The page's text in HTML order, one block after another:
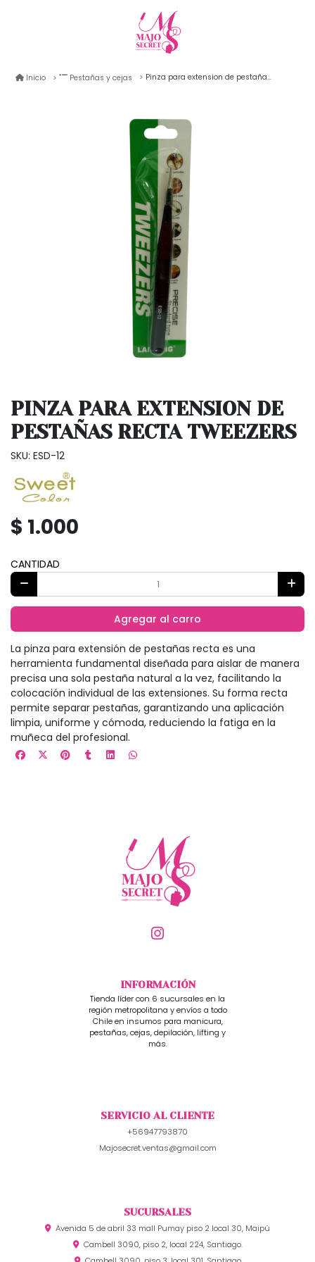
Inicio Pestañas y cejas Pinza para extension de pestañas recta tweezers
PINZA PARA EXTENSION DE
PESTAÑAS RECTA TWEEZERS
SKU: ESD-12
$ 1.000
CANTIDAD
Agregar al carro
La pinza para extensión de pestañas recta es una
herramienta fundamental diseñada para aislar de manera
precisa una sola pestaña natural a la vez, facilitando la
colocación individual de las extensiones. Su forma recta
permite separar pestañas, garantizando una aplicación
limpia, uniforme y cómoda, reduciendo la fatiga en la
muñeca del profesional.
INFORMACIÓN
Tienda líder con 6 sucursales en la
región metropolitana y envíos a todo
Chile en insumos para manicura,
pestañas, cejas, depilación, lifting y
más.
SERVICIO AL CLIENTE
+56947793870
Majosecret.ventas@gmail.com
SUCURSALES
Avenida 5 de abril 33 mall Pumay piso 2 local 30, Maipú
Cambell 3090, piso 2, local 224, Santiago.